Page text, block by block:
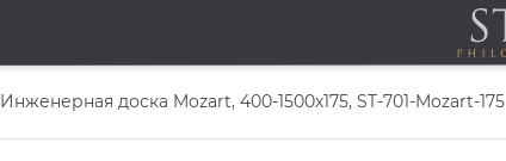
Инженерная доска Mozart, 400-1500х175, ST-701-Mozart-175